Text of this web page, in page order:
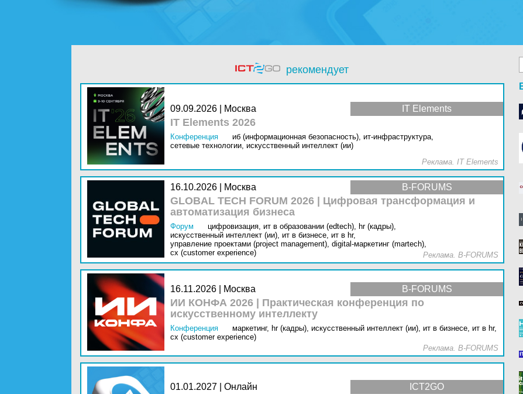
рекомендует
IT Elements
09.09.2026 | Москва
IT Elements 2026
Конференция иб (информационная безопасность), ит-инфраструктура,
сетевые технологии, искусственный интеллект (ии)
Реклама. IT Elements
B-FORUMS
16.10.2026 | Москва
GLOBAL TECH FORUM 2026 | Цифровая трансформация и
автоматизация бизнеса
Форум цифровизация, ит в образовании (edtech), hr (кадры),
искусственный интеллект (ии), ит в бизнесе, ит в hr,
управление проектами (project management), digital-маркетинг (martech),
cx (customer experience)
Реклама. B-FORUMS
B-FORUMS
16.11.2026 | Москва
ИИ КОНФА 2026 | Практическая конференция по
искусственному интеллекту
Конференция маркетинг, hr (кадры), искусственный интеллект (ии), ит в бизнесе, ит в hr,
cx (customer experience)
Реклама. B-FORUMS
ICT2GO
01.01.2027 | Онлайн